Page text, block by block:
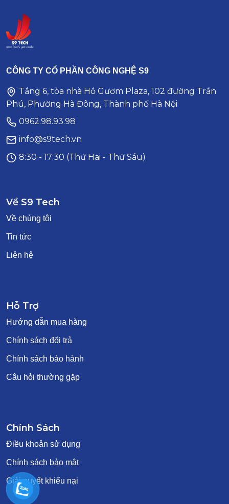
CÔNG TY CỔ PHẦN CÔNG NGHỆ S9
Tầng 6, tòa nhà Hồ Gươm Plaza, 102 đường Trần
Phú, Phường Hà Đông, Thành phố Hà Nội
0962.98.93.98
info@s9tech.vn
8:30 - 17:30 (Thứ Hai - Thứ Sáu)
Về S9 Tech
Về chúng tôi
Tin tức
Liên hệ
Hỗ Trợ
Hướng dẫn mua hàng
Chính sách đổi trả
Chính sách bảo hành
Câu hỏi thường gặp
Chính Sách
Điều khoản sử dụng
Chính sách bảo mật
Giải quyết khiếu nại